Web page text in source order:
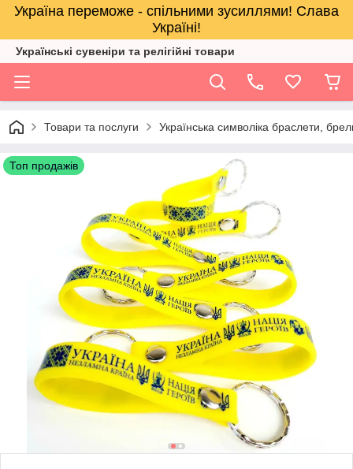
Україна переможе - спільними зусиллями! Слава
Україні!
Українські сувеніри та релігійнi товари
Товари та послуги Українська символіка браслети,
Топ продажів